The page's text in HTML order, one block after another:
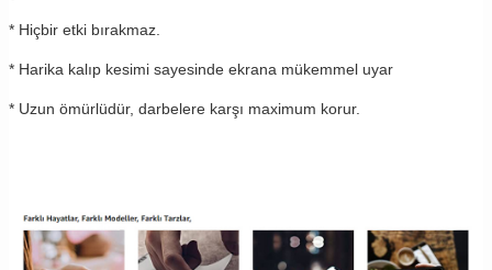
* Hiçbir etki bırakmaz.
* Harika kalıp kesimi sayesinde ekrana mükemmel uyar
* Uzun ömürlüdür, darbelere karşı maximum korur.